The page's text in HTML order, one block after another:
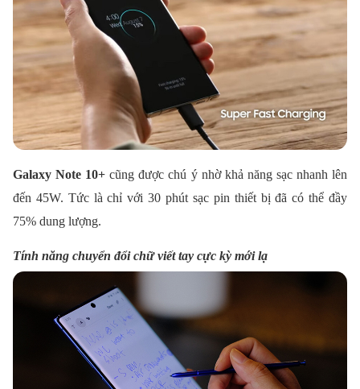
Galaxy Note 10+ cũng được chú ý nhờ khả năng sạc nhanh lên
đến 45W. Tức là chỉ với 30 phút sạc pin thiết bị đã có thể đầy
75% dung lượng.
Tính năng chuyển đổi chữ viết tay cực kỳ mới lạ